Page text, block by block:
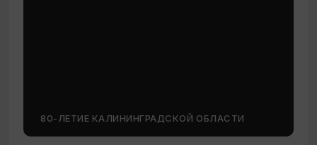
80-ЛЕТИЕ КАЛИНИНГРАДСКОЙ ОБЛАСТИ